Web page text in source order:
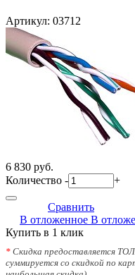
Артикул: 03712
6 830 руб.
Количество - +
Сравнить
В отложенное В
Купить в 1 клик
* Скидка предоставляется
суммируется со скидкой по